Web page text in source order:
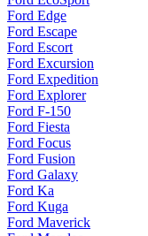
Ford Edge
Ford Escape
Ford Escort
Ford Excursion
Ford Expedition
Ford Explorer
Ford F-150
Ford Fiesta
Ford Focus
Ford Fusion
Ford Galaxy
Ford Ka
Ford Kuga
Ford Maverick